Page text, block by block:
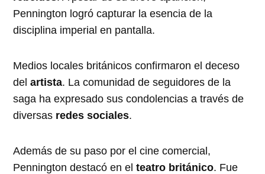
Pennington logró capturar la esencia de la
disciplina imperial en pantalla.
Medios locales británicos confirmaron el deceso
delartista. La comunidad de seguidores de la
saga ha expresado sus condolencias a través de
diversas redes sociales.
Además de su paso por el cine comercial,
Pennington destacó en elteatro británico. Fue